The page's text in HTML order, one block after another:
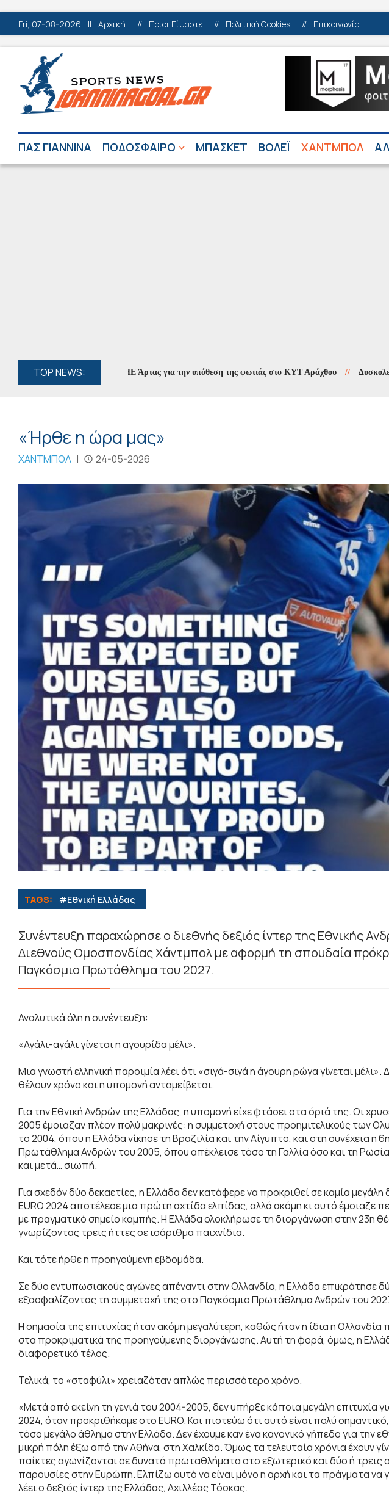
Fri, 07-08-2026 || Αρχική // Ποιοι Είμαστε // Πολιτική Cookies // Επικοινωνία
ΠΑΣ ΓΙΑΝΝΙΝΑ ΠΟΔΟΣΦΑΙΡΟ ΜΠΑΣΚΕΤ ΒΟΛΕΪ ΧΑΝΤΜΠΟΛ
TOP NEWS:
ο διευθυντής του ΔΕΔΔΗΕ Άρτας για την υπόθεση της φωτιάς στο ΚΥΤ Αράχθου // Δυσκολεύει η
«Ήρθε η ώρα μας»
ΧΑΝΤΜΠΟΛ | 24-05-2026
TAGS: #Εθνική Ελλάδας
Συνέντευξη παραχώρησε ο διεθνής δεξιός ίντερ της Εθνικής
Διεθνούς Ομοσπονδίας Χάντμπολ με αφορμή τη σπουδαία
Παγκόσμιο Πρωτάθλημα του 2027.
Αναλυτικά όλη η συνέντευξη:
«Αγάλι-αγάλι γίνεται η αγουρίδα μέλι».
Μια γνωστή ελληνική παροιμία λέει ότι «σιγά-σιγά η άγουρη ρώγα γίνεται
θέλουν χρόνο και η υπομονή ανταμείβεται.
Για την Εθνική Ανδρών της Ελλάδας, η υπομονή είχε φτάσει στα όριά της. Οι
2005 έμοιαζαν πλέον πολύ μακρινές: η συμμετοχή στους προημιτελικούς των
το 2004, όπου η Ελλάδα νίκησε τη Βραζιλία και την Αίγυπτο, και στη συνέχεια η
Πρωτάθλημα Ανδρών του 2005, όπου απέκλεισε τόσο τη Γαλλία όσο και τη
και μετά… σιωπή.
Για σχεδόν δύο δεκαετίες, η Ελλάδα δεν κατάφερε να προκριθεί σε καμία
EURO 2024 αποτέλεσε μια πρώτη αχτίδα ελπίδας, αλλά ακόμη κι αυτό έμοιαζε
με πραγματικό σημείο καμπής. Η Ελλάδα ολοκλήρωσε τη διοργάνωση στην 23η
γνωρίζοντας τρεις ήττες σε ισάριθμα παιχνίδια.
Και τότε ήρθε η προηγούμενη εβδομάδα.
Σε δύο εντυπωσιακούς αγώνες απέναντι στην Ολλανδία, η Ελλάδα επικράτησε
εξασφαλίζοντας τη συμμετοχή της στο Παγκόσμιο Πρωτάθλημα Ανδρών του
Η σημασία της επιτυχίας ήταν ακόμη μεγαλύτερη, καθώς ήταν η ίδια η Ολλανδία
στα προκριματικά της προηγούμενης διοργάνωσης. Αυτή τη φορά, όμως, η
διαφορετικό τέλος.
Τελικά, το «σταφύλι» χρειαζόταν απλώς περισσότερο χρόνο.
«Μετά από εκείνη τη γενιά του 2004-2005, δεν υπήρξε κάποια μεγάλη επιτυχία
2024, όταν προκριθήκαμε στο EURO. Και πιστεύω ότι αυτό είναι πολύ
τόσο μεγάλο άθλημα στην Ελλάδα. Δεν έχουμε καν ένα κανονικό γήπεδο για την
μικρή πόλη έξω από την Αθήνα, στη Χαλκίδα. Όμως τα τελευταία χρόνια έχουν
παίκτες αγωνίζονται σε δυνατά πρωταθλήματα στο εξωτερικό και δύο ή τρεις
παρουσίες στην Ευρώπη. Ελπίζω αυτό να είναι μόνο η αρχή και τα πράγματα να
λέει ο δεξιός ίντερ της Ελλάδας, Αχιλλέας Τόσκας.